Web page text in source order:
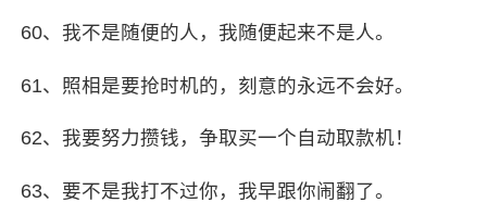
60、我不是随便的人，我随便起来不是人。
61、照相是要抢时机的，刻意的永远不会好。
62、我要努力攒钱，争取买一个自动取款机！
63、要不是我打不过你，我早跟你闹翻了。